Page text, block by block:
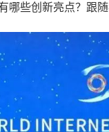
哪些创新亮点？跟随